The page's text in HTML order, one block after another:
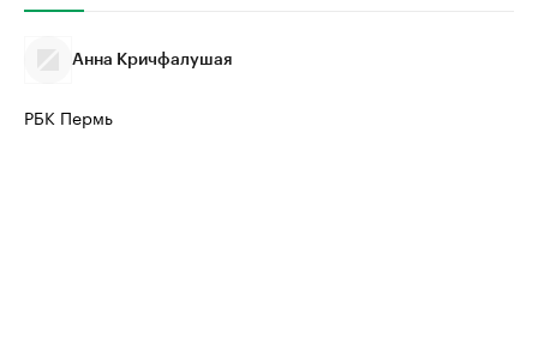
Анна Кричфалушая
РБК Пермь